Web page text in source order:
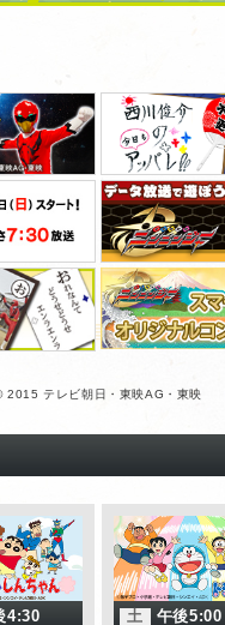
2015 テレビ朝日・東映AG・東映
4:30 土 午後5:00